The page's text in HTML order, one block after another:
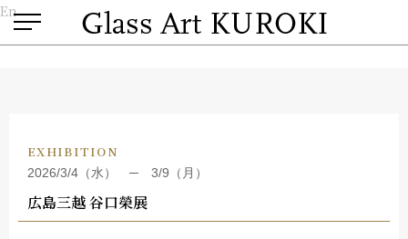
En
EXHIBITION
2026/3/4（水） ─ 3/9（月）
広島三越 谷口榮展